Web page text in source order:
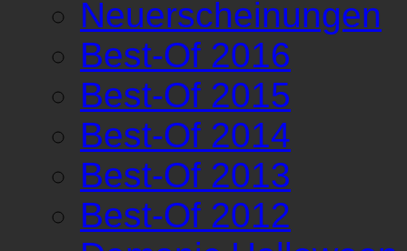
Neuerscheinungen
Best-Of 2016
Best-Of 2015
Best-Of 2014
Best-Of 2013
Best-Of 2012